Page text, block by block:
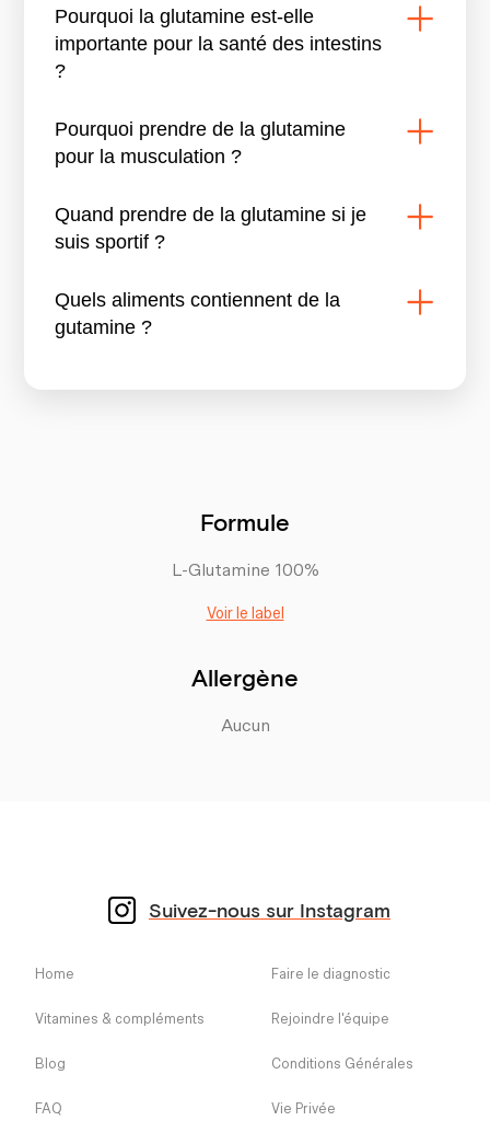
Pourquoi la glutamine est-elle
importante pour la santé des intestins
?
Pourquoi prendre de la glutamine
pour la musculation ?
Quand prendre de la glutamine si je
suis sportif ?
Quels aliments contiennent de la
gutamine ?
Formule
L-Glutamine 100%
Voir le label
Allergène
Aucun
Suivez-nous sur Instagram
Home
Vitamines & compléments
Blog
FAQ
Faire le diagnostic
Rejoindre l'équipe
Conditions Générales
Vie Privée